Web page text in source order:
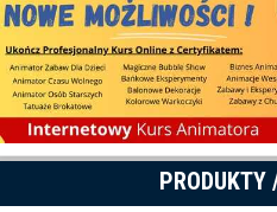
PRODUKTY